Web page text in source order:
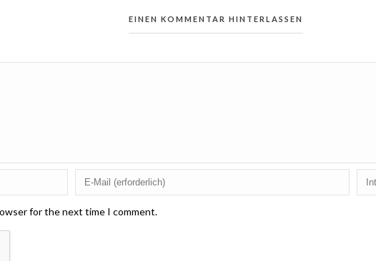
EINEN KOMMENTAR HINTERLASSEN
for the next time I comment.